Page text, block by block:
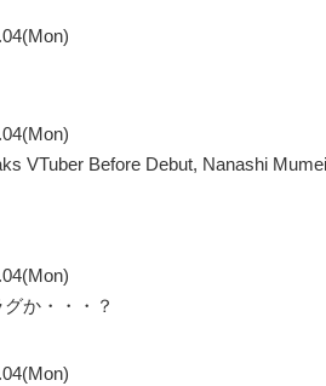
VTuber Before Debut, Nanashi
か・・・？